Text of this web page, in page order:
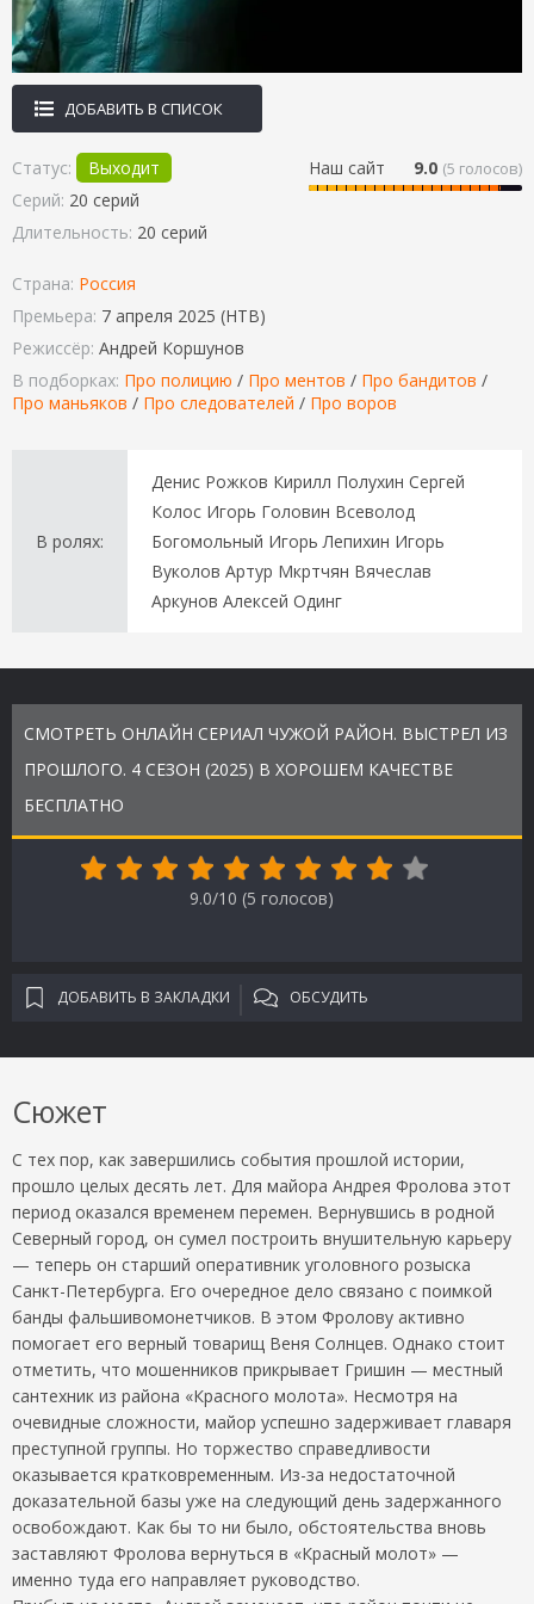
ДОБАВИТЬ В СПИСОК
Наш сайт 9.0 (5 голосов)
Статус:
Выходит
Серий: 20 серий
Длительность: 20 серий
Страна: Россия
Премьера: 7 апреля 2025 (НТВ)
Режиссёр: Андрей Коршунов
В подборках: Про полицию / Про ментов / Про бандитов /
Про маньяков / Про следователей / Про воров
В ролях:
Денис Рожков Кирилл Полухин Сергей
Колос Игорь Головин Всеволод
Богомольный Игорь Лепихин Игорь
Вуколов Артур Мкртчян Вячеслав
Аркунов Алексей Одинг
СМОТРЕТЬ ОНЛАЙН СЕРИАЛ ЧУЖОЙ РАЙОН. ВЫСТРЕЛ ИЗ
ПРОШЛОГО. 4 СЕЗОН (2025) В ХОРОШЕМ КАЧЕСТВЕ
БЕСПЛАТНО
9.0/10 (5 голосов)
ДОБАВИТЬ В ЗАКЛАДКИ ОБСУДИТЬ
Сюжет
С тех пор, как завершились события прошлой истории,
прошло целых десять лет. Для майора Андрея Фролова этот
период оказался временем перемен. Вернувшись в родной
Северный город, он сумел построить внушительную карьеру
— теперь он старший оперативник уголовного розыска
Санкт-Петербурга. Его очередное дело связано с поимкой
банды фальшивомонетчиков. В этом Фролову активно
помогает его верный товарищ Веня Солнцев. Однако стоит
отметить, что мошенников прикрывает Гришин — местный
сантехник из района «Красного молота». Несмотря на
очевидные сложности, майор успешно задерживает главаря
преступной группы. Но торжество справедливости
оказывается кратковременным. Из-за недостаточной
доказательной базы уже на следующий день задержанного
освобождают. Как бы то ни было, обстоятельства вновь
заставляют Фролова вернуться в «Красный молот» —
именно туда его направляет руководство.